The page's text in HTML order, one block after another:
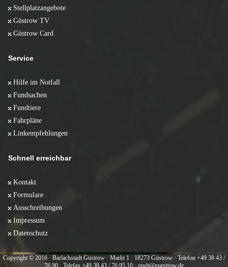
Stellplatzangebote
Güstrow TV
Güstrow Card
Service
Hilfe im Notfall
Fundsachen
Fundtiere
Fahrpläne
Linkempfehlungen
Schnell erreichbar
Kontakt
Formulare
Ausschreibungen
Impressum
Datenschutz
Copyright © 2016 · Barlachstadt Güstrow · Markt 1 · 18273 Güstrow · Telefon +49 38 43 /